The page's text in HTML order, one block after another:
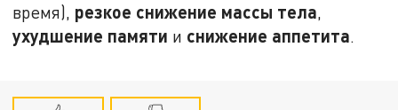
время), резкое снижение массы тела,
ухудшение памяти и снижение аппетита.